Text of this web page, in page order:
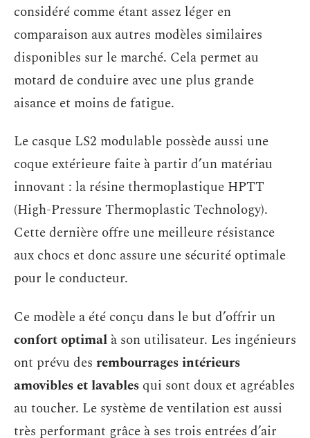
considéré comme étant assez léger en
comparaison aux autres modèles similaires
disponibles sur le marché. Cela permet au
motard de conduire avec une plus grande
aisance et moins de fatigue.
Le casque LS2 modulable possède aussi une
coque extérieure faite à partir d’un matériau
innovant : la résine thermoplastique HPTT
(High-Pressure Thermoplastic Technology).
Cette dernière offre une meilleure résistance
aux chocs et donc assure une sécurité optimale
pour le conducteur.
Ce modèle a été conçu dans le but d’offrir un
confort optimal à son utilisateur. Les ingénieurs
ont prévu des rembourrages intérieurs
amovibles et lavables qui sont doux et agréables
au toucher. Le système de ventilation est aussi
très performant grâce à ses trois entrées d’air